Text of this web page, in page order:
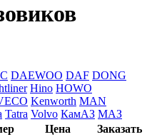
DAEWOO DAF DONG
Hino HOWO
Kenworth MAN
Tatra Volvo КамАЗ МАЗ
Цена
Заказать